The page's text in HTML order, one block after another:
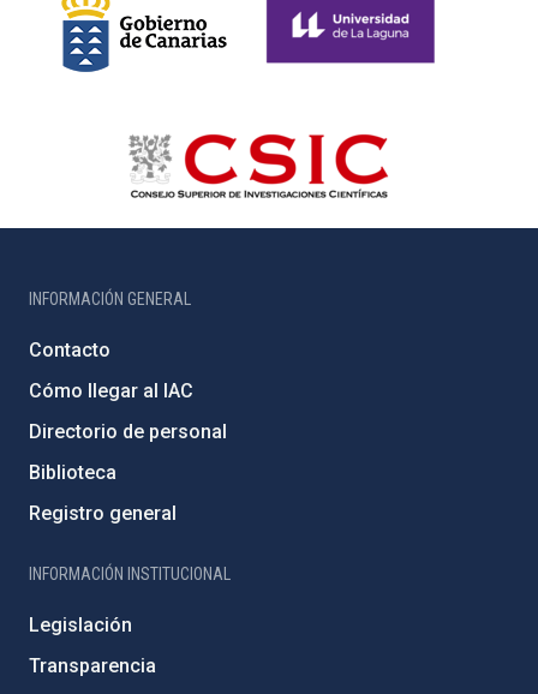
INFORMACIÓN GENERAL
Contacto
Cómo llegar al IAC
Directorio de personal
Biblioteca
Registro general
INFORMACIÓN INSTITUCIONAL
Legislación
Transparencia